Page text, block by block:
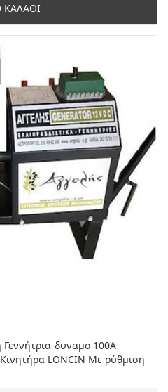
ΚΑΛΑΘΙ
Γεννήτρια-δυναμο 100A
LONCIN Με ρύθμιση